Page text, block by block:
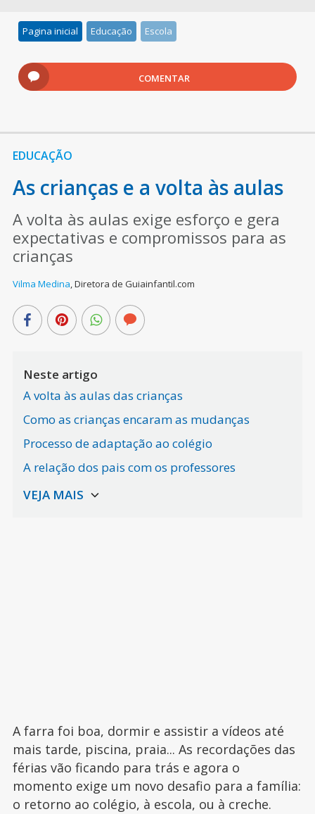
Pagina inicial Educação Escola
COMENTAR
EDUCAÇÃO
As crianças e a volta às aulas
A volta às aulas exige esforço e gera
expectativas e compromissos para as
crianças
Vilma Medina,Diretora de Guiainfantil.com
Neste artigo
A volta às aulas das crianças
Como as crianças encaram as mudanças
Processo de adaptação ao colégio
A relação dos pais com os professores
A farra foi boa, dormir e assistir a vídeos até
mais tarde, piscina, praia... As recordações das
férias vão ficando para trás e agora o
momento exige um novo desafio para a família:
o retorno ao colégio, à escola, ou à creche.